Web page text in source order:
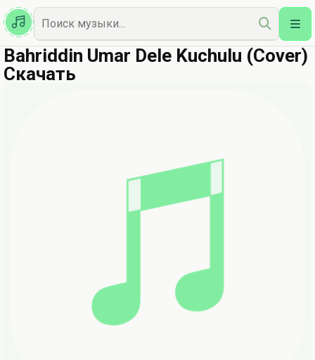
Казахская
Наш Топ
Bahriddin Umar Dele Kuchulu (Cover)
Скачать